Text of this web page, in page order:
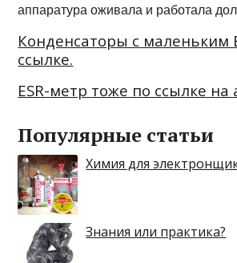
аппаратура оживала и работала
Конденсаторы с маленьким
ссылке.
ESR-метр тоже по ссылке на
Популярные статьи
Химия для
Знания или практика?